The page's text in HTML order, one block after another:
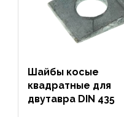
Шайбы косые
квадратные для
двутавра DIN 435